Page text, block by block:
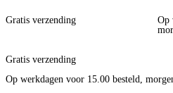
Gratis verzending
Op
Gratis verzending
Op werkdagen voor 15.00 besteld,